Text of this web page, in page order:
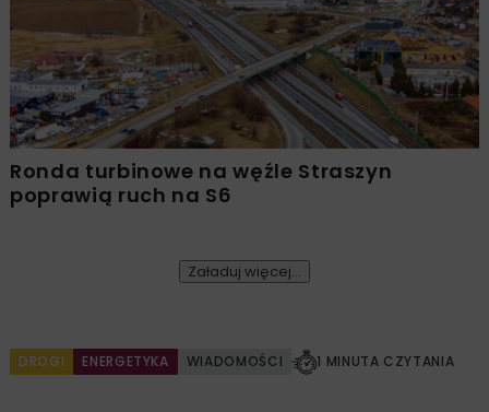
Ronda turbinowe na węźle Straszyn
poprawią ruch na S6
Załaduj więcej...
DROGI ENERGETYKA WIADOMOŚCI 1 MINUTA CZYTANIA